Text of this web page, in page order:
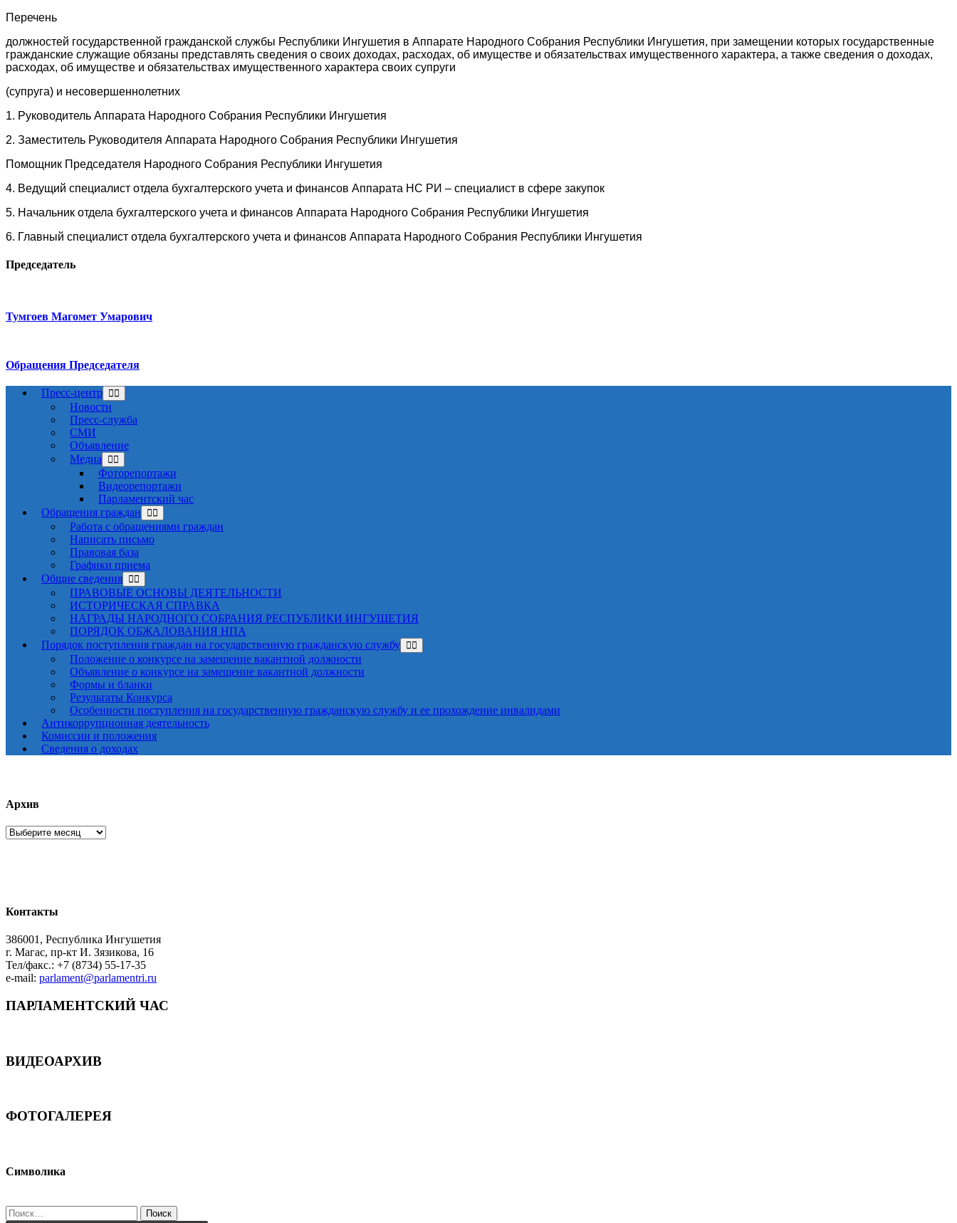
Перечень
должностей государственной гражданской службы Республики Ингушетия в Аппарате Народного Собрания Республики Ингушетия, при замещении которых государственные
гражданские служащие обязаны представлять сведения о своих доходах, расходах, об имуществе и обязательствах имущественного характера, а также сведения о доходах,
расходах, об имуществе и обязательствах имущественного характера своих супруги
(супруга) и несовершеннолетних
1. Руководитель Аппарата Народного Собрания Республики Ингушетия
2. Заместитель Руководителя Аппарата Народного Собрания Республики Ингушетия
Помощник Председателя Народного Собрания Республики Ингушетия
4. Ведущий специалист отдела бухгалтерского учета и финансов Аппарата НС РИ – специалист в сфере закупок
5. Начальник отдела бухгалтерского учета и финансов Аппарата Народного Собрания Республики Ингушетия
6. Главный специалист отдела бухгалтерского учета и финансов Аппарата Народного Собрания Республики Ингушетия
Председатель
Тумгоев Магомет Умарович
Обращения Председателя
Пресс-центр
Новости
Пресс-служба
СМИ
Объявление
Медиа
Фоторепортажи
Видеорепортажи
Парламентский час
Обращения граждан
Работа с обращениями граждан
Написать письмо
Правовая база
Графики приема
Общие сведения
ПРАВОВЫЕ ОСНОВЫ ДЕЯТЕЛЬНОСТИ
ИСТОРИЧЕСКАЯ СПРАВКА
НАГРАДЫ НАРОДНОГО СОБРАНИЯ РЕСПУБЛИКИ ИНГУШЕТИЯ
ПОРЯДОК ОБЖАЛОВАНИЯ НПА
Порядок поступления граждан на государственную гражданскую службу
Положение о конкурсе на замещение вакантной должности
Объявление о конкурсе на замещение вакантной должности
Формы и бланки
Результаты Конкурса
Особенности поступления на государственную гражданскую службу и ее прохождение инвалидами
Антикоррупционная деятельность
Комиссии и положения
Сведения о доходах
Архив
Архив
Контакты
386001, Республика Ингушетия
г. Магас, пр-кт И. Зязикова, 16
Тел/факс.: +7 (8734) 55-17-35
e-mail: parlament@parlamentri.ru
ПАРЛАМЕНТСКИЙ ЧАС
ВИДЕОАРХИВ
ФОТОГАЛЕРЕЯ
Символика
Найти: